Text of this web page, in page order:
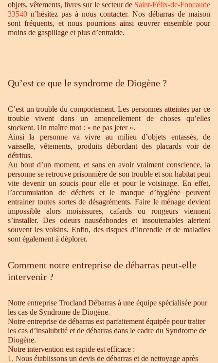
objets, vêtements, livres sur le secteur de Saint-Félix-de-Foncaude
33540 n’hésitez pas à nous contacter. Nos débarras de maison
sont fréquents, et nous pourrions ainsi œuvrer ensemble pour
moins de gaspillage et plus d’entraide.
Qu’est ce que le syndrome de Diogène ?
C’est un trouble du comportement. Les personnes atteintes par ce
trouble vivent dans un amoncellement de choses qu’elles
stockent. Un maître mot : « ne pas jeter ».
Ainsi la personne va vivre au milieu d’objets entassés, de
vaisselle, vêtements, produits débordant des placards voir de
détritus.
Au bout d’un moment, et sans en avoir vraiment conscience, la
personne se retrouve prisonnière de son trouble et son habitat peut
vite devenir un soucis pour elle et pour le voisinage. En effet,
l’accumulation de déchets et le manque d’hygiène peuvent
entrainer toutes sortes de désagréments. Faire le ménage devient
impossible alors moisissures, cafards ou rongeurs viennent
s’installer. Des odeurs nauséabondes et insoutenables alertent
souvent les voisins. Enfin, des risques d’incendie et de maladies
sont également à déplorer.
Comment notre entreprise de débarras peut-elle
intervenir ?
Notre entreprise Trocland Débarras à une équipe spécialisée pour
les cas de Syndrome de Diogène.
Notre entreprise de débarras est parfaitement équipée pour traiter
les cas d’insalubrité et de débarras dans le cadre du Syndrome de
Diogène.
Notre intervention est rapide est efficace :
1. Nous établissons un devis de débarras et de nettoyage après